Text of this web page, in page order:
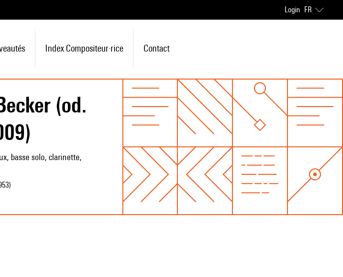
Login FR
Index Compositeur·rice Contact
(od.
basse solo, clarinette,
)